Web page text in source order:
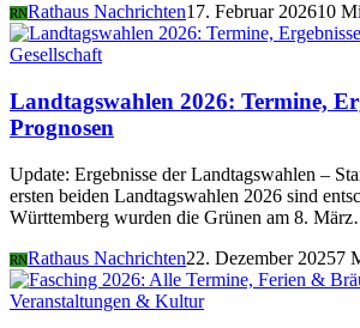
RNRathaus Nachrichten17. Februar 202610
Gesellschaft
Landtagswahlen 2026: Termine,
Prognosen
Update: Ergebnisse der Landtagswahlen –
ersten beiden Landtagswahlen 2026 sind
Württemberg wurden die Grünen am 8.
RNRathaus Nachrichten22. Dezember 20257
Veranstaltungen & Kultur